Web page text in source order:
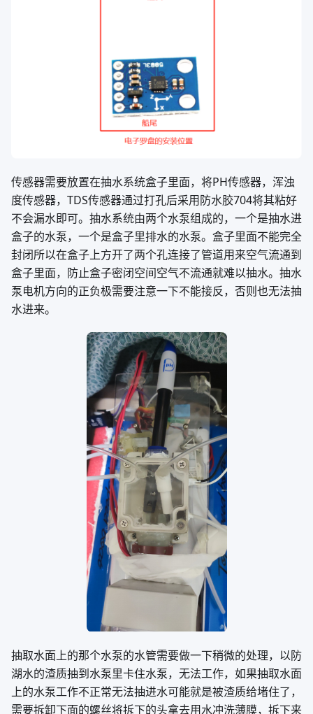
传感器需要放置在抽水系统盒子里面，将PH传感器，浑浊
度传感器，TDS传感器通过打孔后采用防水胶704将其粘好
不会漏水即可。抽水系统由两个水泵组成的，一个是抽水进
盒子的水泵，一个是盒子里排水的水泵。盒子里面不能完全
封闭所以在盒子上方开了两个孔连接了管道用来空气流通到
盒子里面，防止盒子密闭空间空气不流通就难以抽水。抽水
泵电机方向的正负极需要注意一下不能接反，否则也无法抽
水进来。